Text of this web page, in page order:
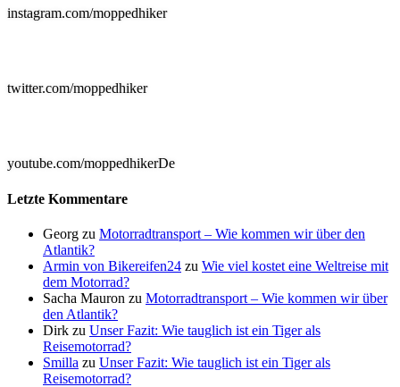
instagram.com/moppedhiker
twitter.com/moppedhiker
youtube.com/moppedhikerDe
Letzte Kommentare
Georg zu Motorradtransport – Wie kommen wir über den
Atlantik?
Armin von Bikereifen24 zu Wie viel kostet eine Weltreise mit
dem Motorrad?
Sacha Mauron zu Motorradtransport – Wie kommen wir über
den Atlantik?
Dirk zu Unser Fazit: Wie tauglich ist ein Tiger als
Reisemotorrad?
Smilla zu Unser Fazit: Wie tauglich ist ein Tiger als
Reisemotorrad?